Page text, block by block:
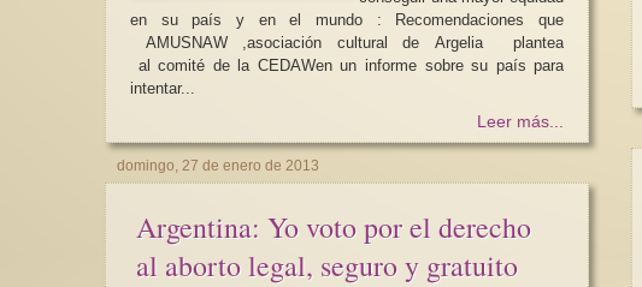
en su país y en el mundo : Recomendaciones que
AMUSNAW ,asociación cultural de Argelia plantea
al comité de la CEDAWen un informe sobre su país para
intentar...
Leer más...
domingo, 27 de enero de 2013
Argentina: Yo voto por el derecho
al aborto legal, seguro y gratuito